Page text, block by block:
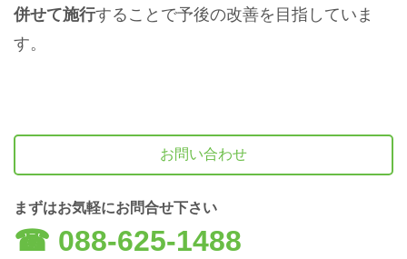
併せて施行することで予後の改善を目指していま
す。
お問い合わせ
まずはお気軽にお問合せ下さい
☎︎ 088-625-1488